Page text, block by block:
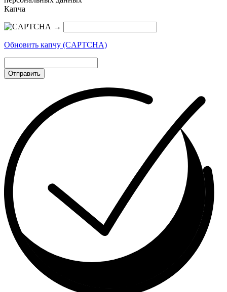
Капча
→
Обновить капчу (CAPTCHA)
Отправить